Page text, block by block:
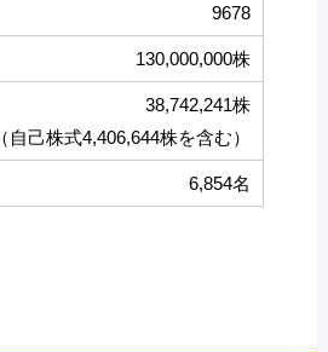
9678
130,000,000株
38,742,241株
（自己株式4,406,644株を含む）
6,854名